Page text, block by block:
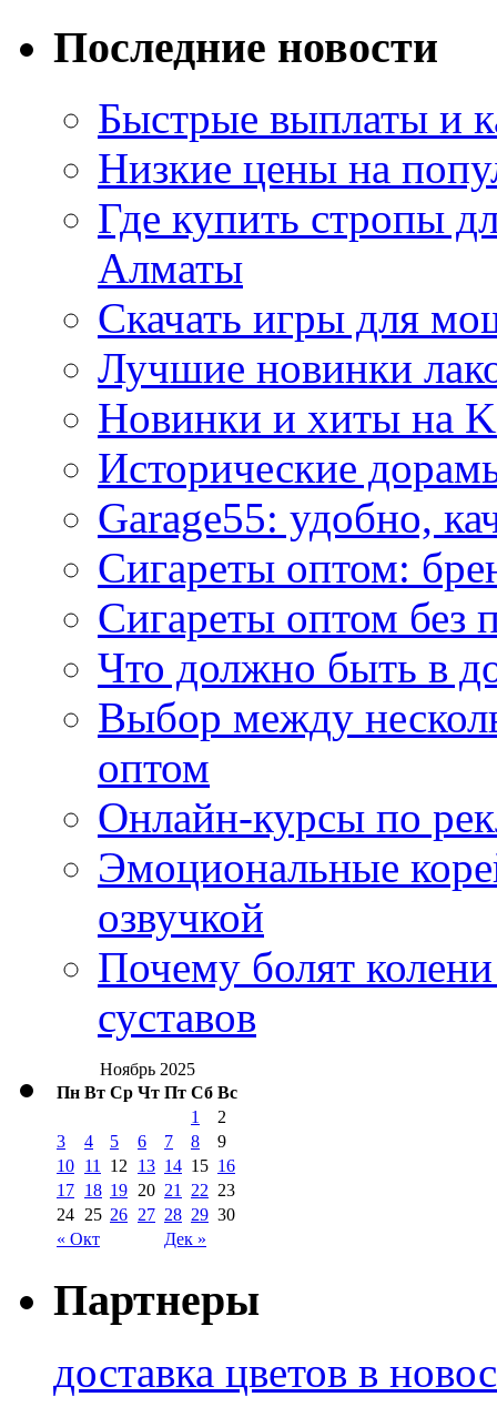
Последние новости
Быстрые выплаты и
Низкие цены на
Где купить стропы
Алматы
Скачать игры для
Лучшие новинки
Новинки и хиты на
Исторические
Garage55: удобно,
Сигареты оптом:
Сигареты оптом без
Что должно быть в
Выбор между
оптом
Онлайн-курсы по
Эмоциональные
озвучкой
Почему болят
суставов
Ноябрь 2025
Пн Вт Ср Чт Пт Сб Вс
« Окт Дек »
1
2
3
4 5 6 7 8
9
10 11 12 13 14 15 16
17 18 19 20 21 22 23
24 25 26 27 28 29 30
Партнеры
доставка цветов в